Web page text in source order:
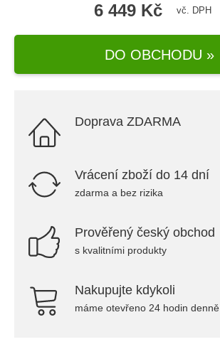
6 449 Kč vč. DPH
DO OBCHODU »
Doprava ZDARMA
Vrácení zboží do 14 dní
zdarma a bez rizika
Prověřený český obchod
s kvalitními produkty
Nakupujte kdykoli
máme otevřeno 24 hodin denně